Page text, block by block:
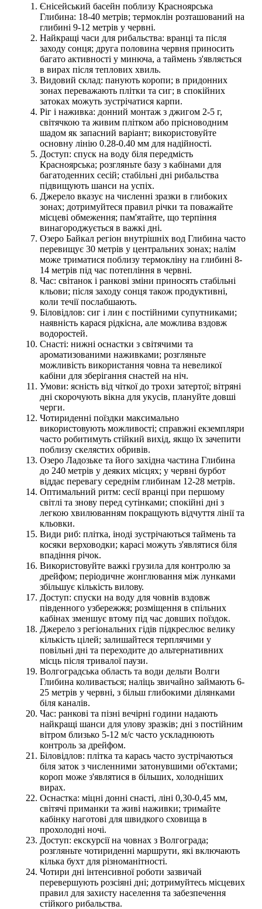
Єнісейський басейн поблизу Красноярська
Глибина: 18-40 метрів; термоклін розташований на
глибині 9-12 метрів у червні.
Найкращі часи для рибальства: вранці та після
заходу сонця; друга половина червня приносить
багато активності у минюча, а таймень з'являється
в вирах після теплових хвиль.
Видовий склад: панують коропи; в придонних
зонах переважають плітки та сиг; в спокійних
затоках можуть зустрічатися карпи.
Ріг і наживка: донний монтаж з джигом 2-5 г,
світячкою та живим плітком або прісноводним
шадом як запасний варіант; використовуйте
основну лінію 0.28-0.40 мм для надійності.
Доступ: спуск на воду біля передмість
Красноярська; розгляньте базу з кабінами для
багатоденних сесій; стабільні дні рибальства
підвищують шанси на успіх.
Джерело вказує на численні зразки в глибоких
зонах; дотримуйтеся правил річки та поважайте
місцеві обмеження; пам'ятайте, що терпіння
винагороджується в важкі дні.
Озеро Байкал регіон внутрішніх вод Глибина часто
перевищує 30 метрів у центральних зонах; налім
може триматися поблизу термокліну на глибині 8-
14 метрів під час потепління в червні.
Час: світанок і ранкові зміни приносять стабільні
кльови; після заходу сонця також продуктивні,
коли течії послабшають.
Біловідлов: сиг і лин є постійними супутниками;
наявність карася рідкісна, але можлива вздовж
водоростей.
Снасті: нижні оснастки з світячими та
ароматизованими наживками; розгляньте
можливість використання човна та невеликої
кабіни для зберігання снастей на ніч.
Умови: ясність від чіткої до трохи затертої; вітряні
дні скорочують вікна для укусів, плануйте довші
черги.
Чотириденні поїздки максимально
використовують можливості; справжні екземпляри
часто робитимуть стійкий вихід, якщо їх зачепити
поблизу скелястих обривів.
Озеро Ладозьке та його західна частина Глибина
до 240 метрів у деяких місцях; у червні бурбот
віддає перевагу середнім глибинам 12-28 метрів.
Оптимальний ритм: сесії вранці при першому
світлі та знову перед сутінками; спокійні дні з
легкою хвилюванням покращують відчуття лінії та
кльовки.
Види риб: плітка, іноді зустрічаються таймень та
косяки верховодки; карасі можуть з'являтися біля
впадіння річок.
Використовуйте важкі грузила для контролю за
дрейфом; періодичне жонглювання між лунками
збільшує кількість вилову.
Доступ: спуски на воду для човнів вздовж
південного узбережжя; розміщення в спільних
кабінах зменшує втому під час довших поїздок.
Джерело з регіональних гідів підкреслює велику
кількість цілей; залишайтеся терплячими у
повільні дні та переходите до альтернативних
місць після тривалої паузи.
Волгоградська область та води дельти Волги
Глибина коливається; наліць звичайно займають 6-
25 метрів у червні, з більш глибокими ділянками
біля каналів.
Час: ранкові та пізні вечірні години надають
найкращі шанси для улову зразків; дні з постійним
вітром близько 5-12 м/с часто ускладнюють
контроль за дрейфом.
Біловідлов: плітка та карась часто зустрічаються
біля заток з численними затонувшими об'єктами;
короп може з'являтися в більших, холодніших
вирах.
Оснастка: міцні донні снасті, ліні 0,30-0,45 мм,
світячі приманки та живі наживки; тримайте
кабінку наготові для швидкого сховища в
прохолодні ночі.
Доступ: екскурсії на човнах з Волгограда;
розгляньте чотириденні маршрути, які включають
кілька бухт для різноманітності.
Чотири дні інтенсивної роботи зазвичай
перевершують розсіяні дні; дотримуйтесь місцевих
правил для захисту населення та забезпечення
стійкого рибальства.